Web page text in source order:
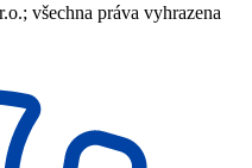
všechna práva vyhrazena